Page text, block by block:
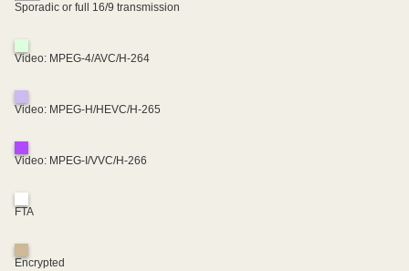
Sporadic or full 16/9 transmission
Video: MPEG-4/AVC/H-264
Video: MPEG-H/HEVC/H-265
Video: MPEG-I/VVC/H-266
FTA
Encrypted